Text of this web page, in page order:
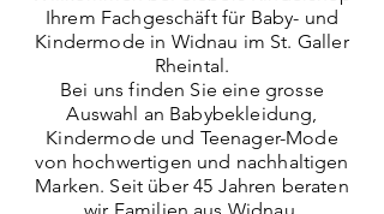
Ihrem Fachgeschäft für Baby- und
Kindermode in Widnau im St. Galler
Rheintal.
Bei uns finden Sie eine grosse
Auswahl an Babybekleidung,
Kindermode und Teenager-Mode
von hochwertigen und nachhaltigen
Marken. Seit über 45 Jahren beraten